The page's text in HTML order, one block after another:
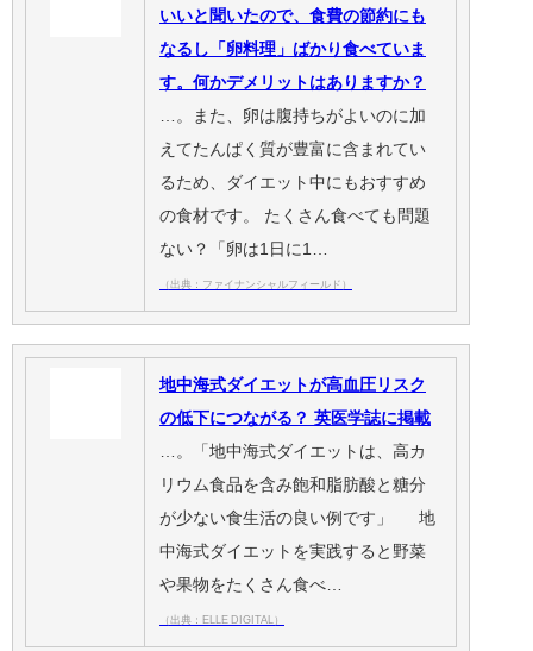
いいと聞いたので、食費の節約にも
なるし「卵料理」ばかり食べていま
す。何かデメリットはありますか？
…。また、卵は腹持ちがよいのに加
えてたんぱく質が豊富に含まれてい
るため、ダイエット中にもおすすめ
の食材です。 たくさん食べても問題
ない？「卵は1日に1…
（出典：ファイナンシャルフィールド）
地中海式ダイエットが高血圧リスク
の低下につながる？ 英医学誌に掲載
…。「地中海式ダイエットは、高カ
リウム食品を含み飽和脂肪酸と糖分
が少ない食生活の良い例です」 地
中海式ダイエットを実践すると野菜
や果物をたくさん食べ…
（出典：ELLE DIGITAL）